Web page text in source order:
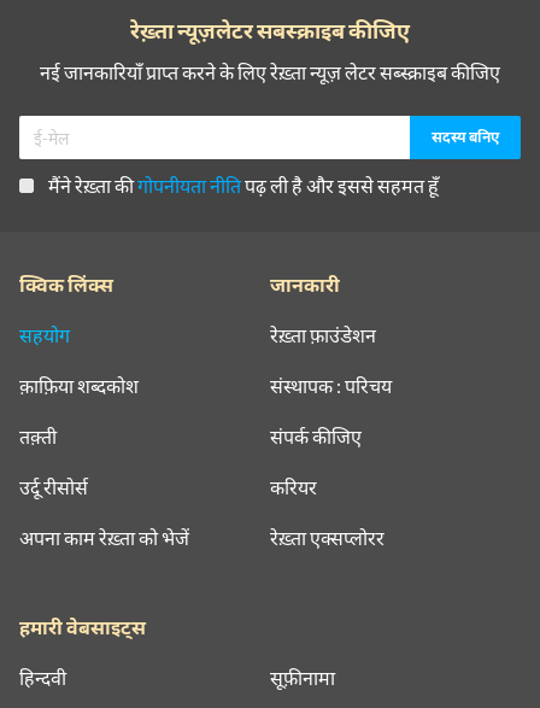
रेख़्ता न्यूज़लेटर सबस्क्राइब कीजिए
नई जानकारियाँ प्राप्त करने के लिए रेख़्ता न्यूज़ लेटर सब्स्क्राइब कीजिए
मैंने रेख़्ता कीगोपनीयता नीतिपढ़ ली है और इससे सहमत हूँ
क्विक लिंक्स
सहयोग
क़ाफ़िया शब्दकोश
तक़्ती
उर्दू रीसोर्स
अपना काम रेख़्ता को भेजें
जानकारी
रेख़्ता फ़ाउंडेशन
संस्थापक : परिचय
संपर्क कीजिए
करियर
रेख़्ता एक्सप्लोरर
हमारी वेबसाइट्स
हिन्दवी सूफ़ीनामा